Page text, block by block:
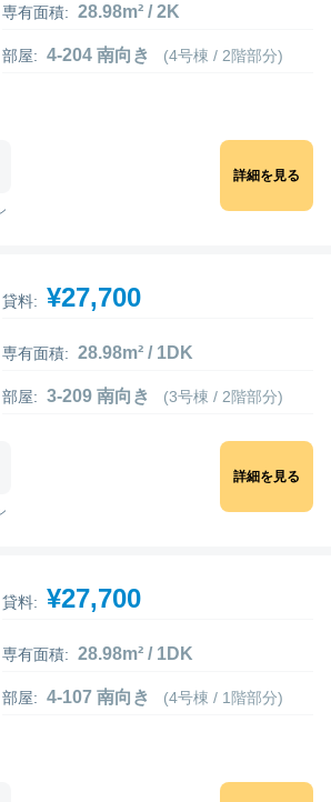
専有面積: 28.98m² / 2K
部屋: 4-204 南向き (4号棟 / 2階部分)
詳細を見る
貸料: ¥27,700
専有面積: 28.98m² / 1DK
部屋: 3-209 南向き (3号棟 / 2階部分)
詳細を見る
貸料: ¥27,700
専有面積: 28.98m² / 1DK
部屋: 4-107 南向き (4号棟 / 1階部分)